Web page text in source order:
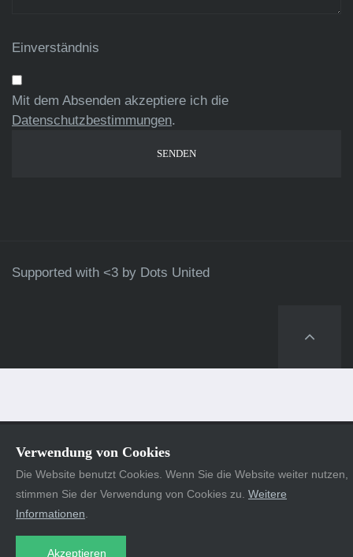
Einverständnis
Mit dem Absenden akzeptiere ich die
Datenschutzbestimmungen.
Supported with <3 by Dots United
Verwendung von Cookies
Die Website benutzt Cookies. Wenn Sie die Website weiter nutzen,
stimmen Sie der Verwendung von Cookies zu. Weitere
Informationen
Akzeptieren